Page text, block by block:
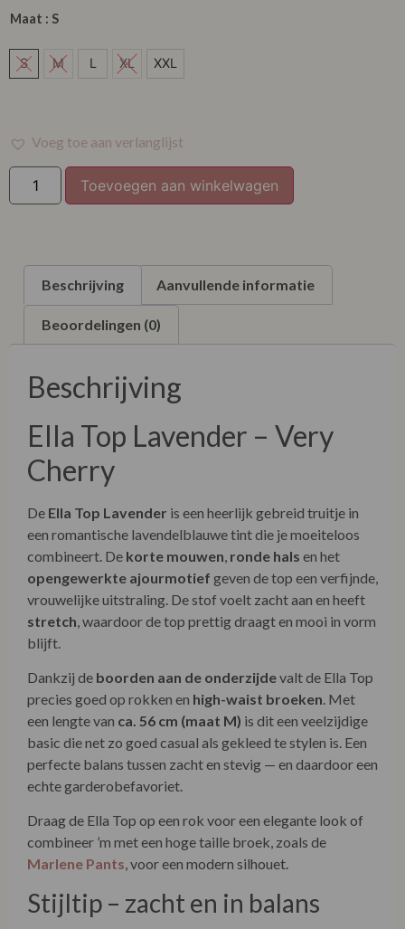
Maat : S
L
S M L XL XXL
Voeg toe aan verlanglijst
Toevoegen aan winkelwagen
Beschrijving Aanvullende informatie
Beoordelingen (0)
Beschrijving
Ella Top Lavender – Very
Cherry
De Ella Top Lavender is een heerlijk gebreid truitje in
een romantische lavendelblauwe tint die je moeiteloos
combineert. De korte mouwen ronde hals en het
opengewerkte ajourmotief geven de top een verfijnde,
vrouwelijke uitstraling. De stof voelt zacht aan en heeft
stretch , waardoor de top prettig draagt en mooi in vorm
blijft.
Dankzij de boorden aan de onderzijdevalt de Ella Top
precies goed op rokken en high-waist broeken. Met
een lengte van ca. 56 cm (maat M) is dit een veelzijdige
basic die net zo goed casual als gekleed te stylen is. Een
perfecte balans tussen zacht en stevig — en daardoor een
echte garderobefavoriet.
Draag de Ella Top op een rok voor een elegante look of
combineer ’m met een hoge taille broek, zoals de
Marlene Pants, voor een modern silhouet.
Stijltip – zacht en in balans